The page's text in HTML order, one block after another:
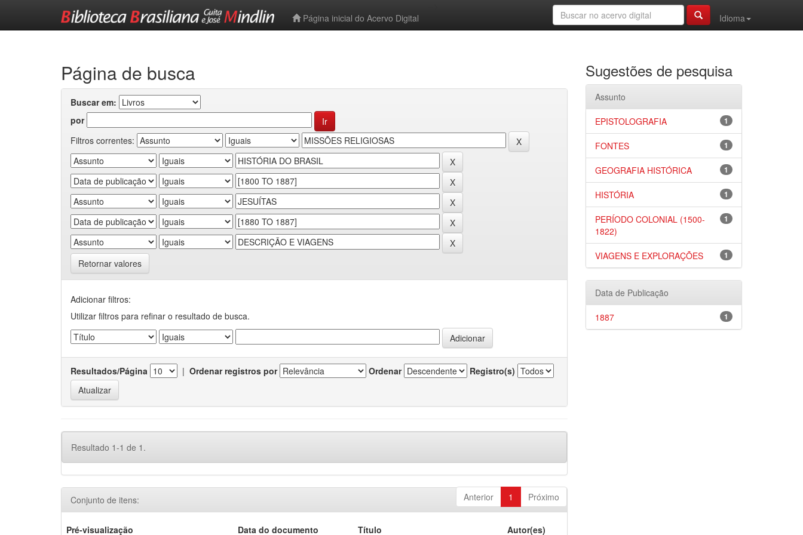
Página inicial do Acervo Digital
Idioma
Página de busca
Buscar em:
por
Filtros correntes:
Retornar valores
Adicionar filtros:
Utilizar filtros para refinar o resultado de busca.
Resultados/Página | Ordenar registros por Ordenar Registro(s)
Resultado 1-1 de 1.
Anterior 1 Próximo
Conjunto de itens:
Pré-visualização Data do documento Título Autor(es)
Sugestões de pesquisa
Assunto
1
EPISTOLOGRAFIA
1
FONTES
1
GEOGRAFIA HISTÓRICA
1
HISTÓRIA
1
PERÍODO COLONIAL (1500-
1822)
1
VIAGENS E EXPLORAÇÕES
Data de Publicação
1
1887